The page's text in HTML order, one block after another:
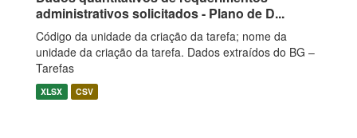
administrativos solicitados - Plano de D...
Código da unidade da criação da tarefa; nome da
unidade da criação da tarefa. Dados extraídos do BG –
Tarefas
XLSX CSV